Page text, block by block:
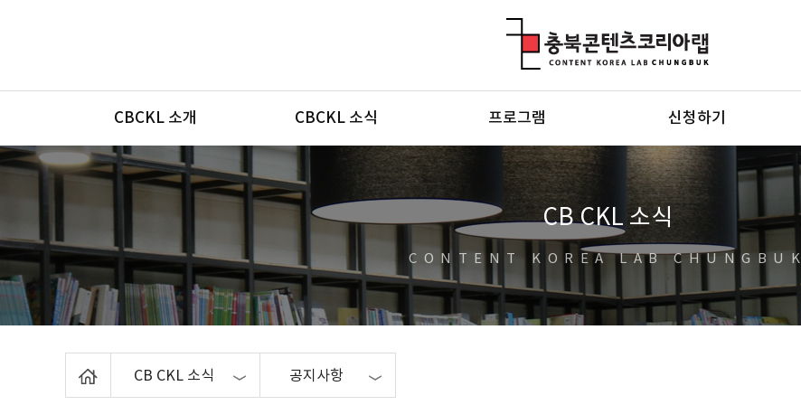
메뉴
CBCKL 소개 CBCKL 소식 프로그램 신청하기
CB CKL 소식
CONTENT KOREA LAB CHUNGBUK
CB CKL 소식 공지사항